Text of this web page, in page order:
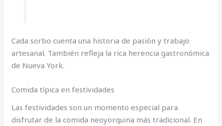
Cada sorbo cuenta una historia de pasión y trabajo
artesanal. También refleja la rica herencia gastronómica
de Nueva York.
Comida típica en festividades
Las festividades son un momento especial para
disfrutar de la comida neoyorquina más tradicional. En